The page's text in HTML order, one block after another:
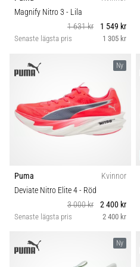
Hur
det
var
används
6. 8. 2026
Löparknä:
Orsaker,
och
åtgärder
Kategori
Komfort och dämpning
Carbon
Magnify Nitro 3 - Lila
1 631 kr
1 549 kr
Senaste lägsta pris 1 305 kr
Ny
Puma
Kvinnor
Deviate Nitro Elite 4- Röd
3 000 kr
2 400 kr
Senaste lägsta pris 2 400 kr
Ny